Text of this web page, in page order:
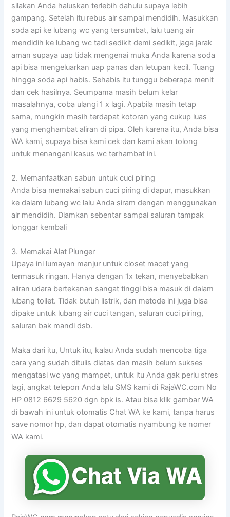
silakan Anda haluskan terlebih dahulu supaya lebih
gampang. Setelah itu rebus air sampai mendidih. Masukkan
soda api ke lubang wc yang tersumbat, lalu tuang air
mendidih ke lubang wc tadi sedikit demi sedikit, jaga jarak
aman supaya uap tidak mengenai muka Anda karena soda
api bisa mengeluarkan uap panas dan letupan kecil. Tuang
hingga soda api habis. Sehabis itu tunggu beberapa menit
dan cek hasilnya. Seumpama masih belum kelar
masalahnya, coba ulangi 1 x lagi. Apabila masih tetap
sama, mungkin masih terdapat kotoran yang cukup luas
yang menghambat aliran di pipa. Oleh karena itu, Anda bisa
WA kami, supaya bisa kami cek dan kami akan tolong
untuk menangani kasus wc terhambat ini.
2. Memanfaatkan sabun untuk cuci piring
Anda bisa memakai sabun cuci piring di dapur, masukkan
ke dalam lubang wc lalu Anda siram dengan menggunakan
air mendidih. Diamkan sebentar sampai saluran tampak
longgar kembali
3. Memakai Alat Plunger
Upaya ini lumayan manjur untuk closet macet yang
termasuk ringan. Hanya dengan 1x tekan, menyebabkan
aliran udara bertekanan sangat tinggi bisa masuk di dalam
lubang toilet. Tidak butuh listrik, dan metode ini juga bisa
dipake untuk lubang air cuci tangan, saluran cuci piring,
saluran bak mandi dsb.
Maka dari itu, Untuk itu, kalau Anda sudah mencoba tiga
cara yang sudah ditulis diatas dan masih belum sukses
mengatasi wc yang mampet, untuk itu Anda gak perlu stres
lagi, angkat telepon Anda lalu SMS kami di RajaWC.com No
HP 0812 6629 5620 dgn bpk is. Atau bisa klik gambar WA
di bawah ini untuk otomatis Chat WA ke kami, tanpa harus
save nomor hp, dan dapat otomatis nyambung ke nomer
WA kami.